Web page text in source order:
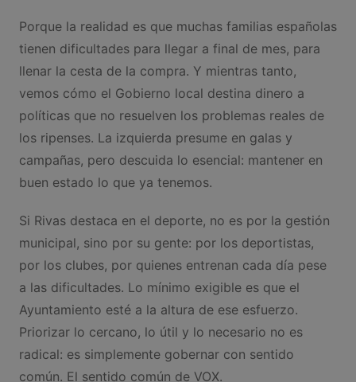
Porque la realidad es que muchas familias españolas
tienen dificultades para llegar a final de mes, para
llenar la cesta de la compra. Y mientras tanto,
vemos cómo el Gobierno local destina dinero a
políticas que no resuelven los problemas reales de
los ripenses. La izquierda presume en galas y
campañas, pero descuida lo esencial: mantener en
buen estado lo que ya tenemos.
Si Rivas destaca en el deporte, no es por la gestión
municipal, sino por su gente: por los deportistas,
por los clubes, por quienes entrenan cada día pese
a las dificultades. Lo mínimo exigible es que el
Ayuntamiento esté a la altura de ese esfuerzo.
Priorizar lo cercano, lo útil y lo necesario no es
radical: es simplemente gobernar con sentido
común. El sentido común de VOX.